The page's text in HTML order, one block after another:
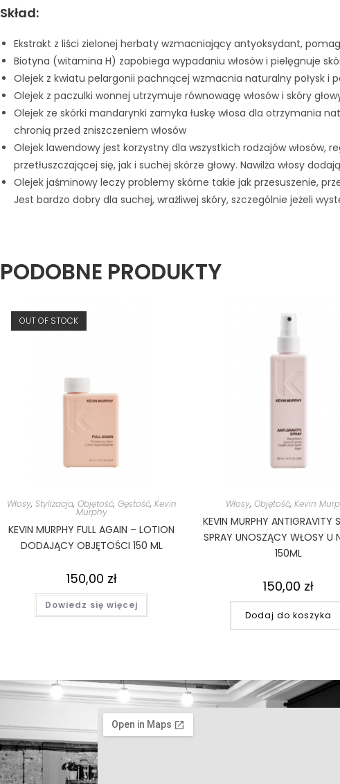
Skład:
Ekstrakt z liści zielonej herbaty wzmacniający antyoksydant,
Biotyna (witamina H) zapobiega wypadaniu włosów i pielęgnuje
Olejek z kwiatu pelargonii pachnącej wzmacnia naturalny połysk i
Olejek z paczulki wonnej utrzymuje równowagę włosów i skóry
Olejek ze skórki mandarynki zamyka łuskę włosa dla otrzymania
chronią przed zniszczeniem włosów
Olejek lawendowy jest korzystny dla wszystkich rodzajów włosów,
przetłuszczającej się, jak i suchej skórze głowy. Nawilża włosy
Olejek jaśminowy leczy problemy skórne takie jak przesuszenie,
Jest bardzo dobry dla suchej, wrażliwej skóry, szczególnie jeżeli
PODOBNE PRODUKTY
OUT OF STOCK
Włosy, Stylizacja, Objętość, Gęstość, Kevin
Murphy
KEVIN MURPHY FULL AGAIN – LOTION
DODAJĄCY OBJĘTOŚCI 150 ML
150,00 zł
Dowiedz się więcej
Włosy,Objętość,Kevin
KEVIN MURPHY ANTIGRAVITY
SPRAY UNOSZĄCY WŁOSY U
150ML
150,00 zł
Dodaj do koszyka